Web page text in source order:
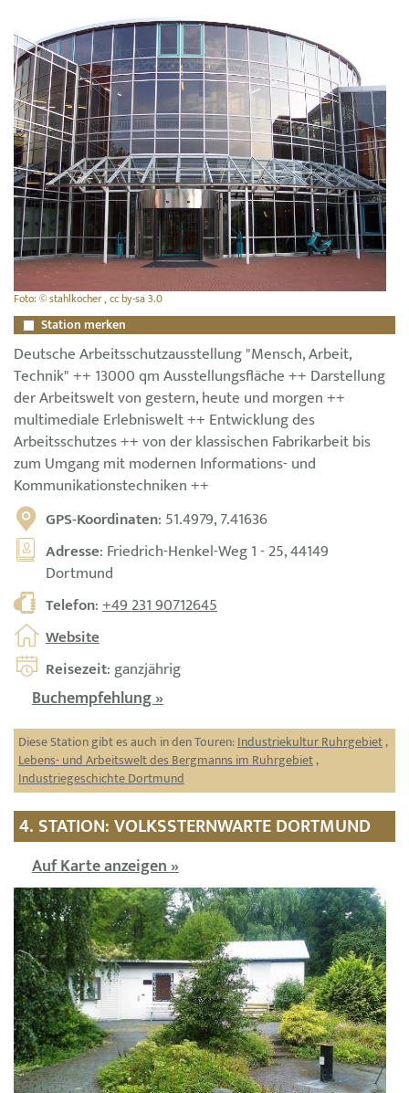
Foto: © stahlkocher , cc by-sa 3.0
Station merken
Deutsche Arbeitsschutzausstellung "Mensch, Arbeit,
Technik" ++ 13000 qm Ausstellungsfläche ++ Darstellung
der Arbeitswelt von gestern, heute und morgen ++
multimediale Erlebniswelt ++ Entwicklung des
Arbeitsschutzes ++ von der klassischen Fabrikarbeit bis
zum Umgang mit modernen Informations- und
Kommunikationstechniken ++
GPS-Koordinaten: 51.4979, 7.41636
Adresse: Friedrich-Henkel-Weg 1 - 25, 44149
Dortmund
Telefon:+49 231 90712645
Website
Reisezeit: ganzjährig
Buchempfehlung »
Diese Station gibt es auch in den Touren:Industriekultur Ruhrgebiet,
Lebens- und Arbeitswelt des Bergmanns im Ruhrgebiet,
Industriegeschichte Dortmund
4. STATION: VOLKSSTERNWARTE DORTMUND
Auf Karte anzeigen »